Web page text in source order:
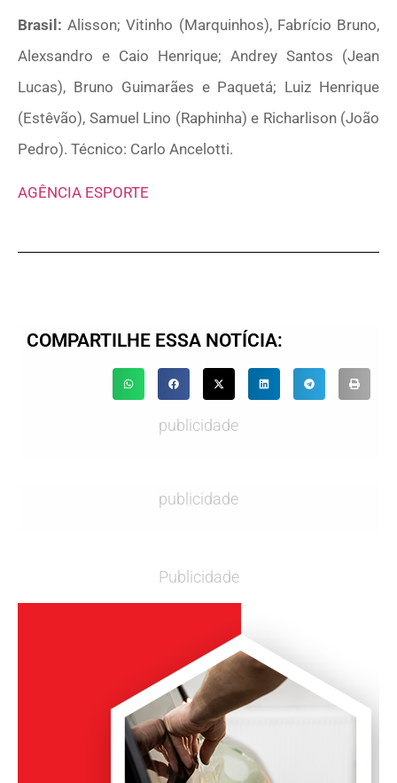
Brasil: Alisson; Vitinho (Marquinhos), Fabrício Bruno,
Alexsandro e Caio Henrique; Andrey Santos (Jean
Lucas), Bruno Guimarães e Paquetá; Luiz Henrique
(Estêvão), Samuel Lino (Raphinha) e Richarlison (João
Pedro). Técnico: Carlo Ancelotti.
AGÊNCIA ESPORTE
COMPARTILHE ESSA NOTÍCIA:
publicidade
publicidade
Publicidade